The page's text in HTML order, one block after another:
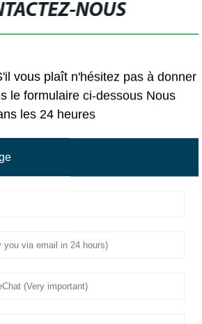
NOUS
vous plaît n'hésitez pas à donner
le formulaire ci-dessous Nous
les 24 heures